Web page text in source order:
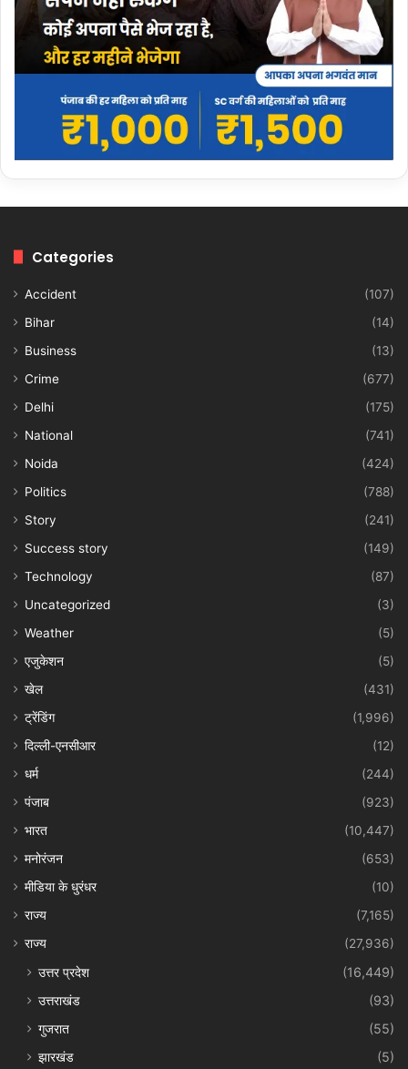
Categories
Accident
(107)
Bihar
(14)
Business
(13)
Crime
(677)
Delhi
(175)
National
(741)
Noida
(424)
Politics
(788)
Story
(241)
Success story
(149)
Technology
(87)
Uncategorized
(3)
Weather
(5)
एजुकेशन
(5)
खेल
(431)
ट्रेंडिंग
(1,996)
दिल्ली-एनसीआर
(12)
धर्म
(244)
पंजाब
(923)
भारत
(10,447)
मनोरंजन
(653)
मीडिया के धुरंधर
(10)
राज्य
(7,165)
राज्य
(27,936)
उत्तर प्रदेश
(16,449)
उत्तराखंड
(93)
गुजरात
(55)
झारखंड
(5)